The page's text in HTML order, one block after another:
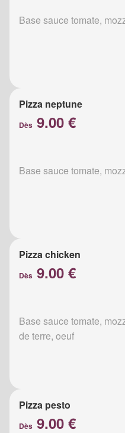
Base sauce tomate,
Pizza neptune
Dès 9.00 €
Base sauce tomate,
Pizza chicken
Dès 9.00 €
Base sauce tomate,
de terre, oeuf
Pizza pesto
Dès 9.00 €